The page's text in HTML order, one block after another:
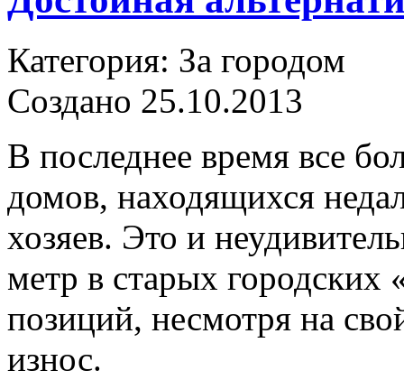
Категория: За городом
Создано 25.10.2013
В последнее время все
домов, находящихся
хозяев. Это и
метр в старых городских
позиций, несмотря на
износ.